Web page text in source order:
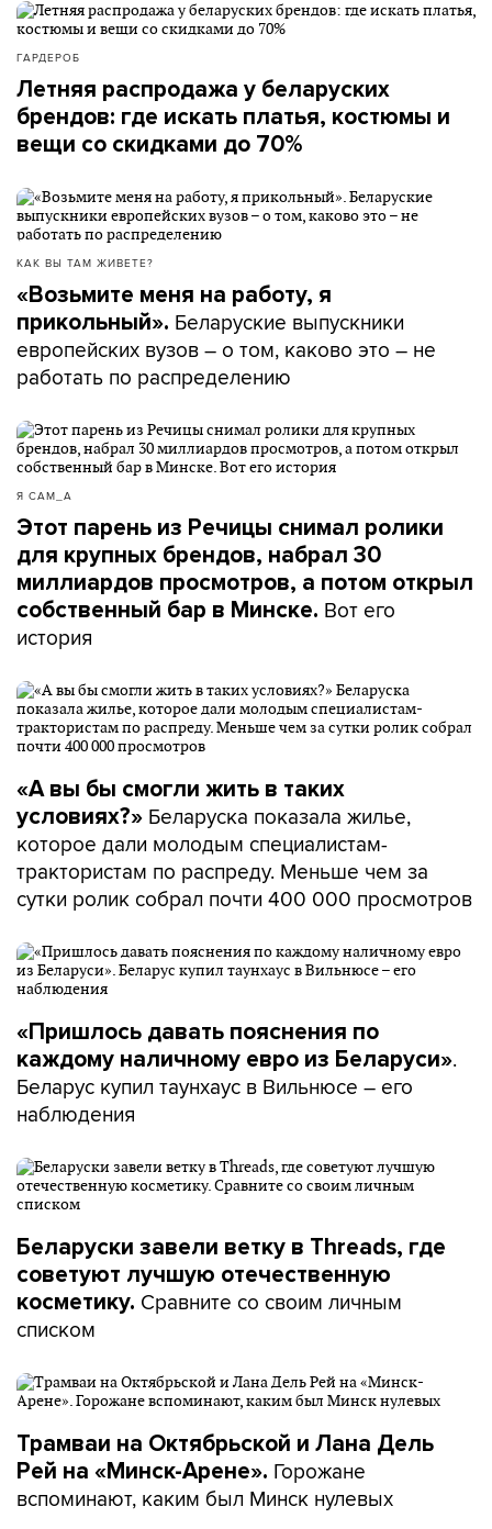
ГАРДЕРОБ
Летняя распродажа у беларуских
брендов: где искать платья, костюмы и
вещи со скидками до 70%
КАК ВЫ ТАМ ЖИВЕТЕ?
«Возьмите меня на работу, я
прикольный». Беларуские выпускники
европейских вузов – о том, каково это – не
работать по распределению
Я САМ_А
Этот парень из Речицы снимал ролики
для крупных брендов, набрал 30
миллиардов просмотров, а потом открыл
собственный бар в Минске. Вот его
история
«А вы бы смогли жить в таких
условиях?» Беларуска показала жилье,
которое дали молодым специалистам-
трактористам по распреду. Меньше чем за
сутки ролик собрал почти 400 000 просмотров
«Пришлось давать пояснения по
каждому наличному евро из Беларуси».
Беларус купил таунхаус в Вильнюсе – его
наблюдения
Беларуски завели ветку в Threads, где
советуют лучшую отечественную
косметику. Сравните со своим личным
списком
Трамваи на Октябрьской и Лана Дель
Рей на «Минск-Арене». Горожане
вспоминают, каким был Минск нулевых